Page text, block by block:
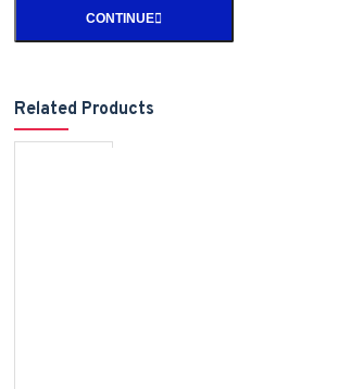
CONTINUE
Related Products